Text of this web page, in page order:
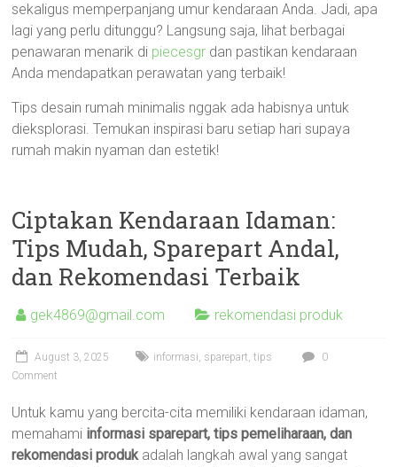
sekaligus memperpanjang umur kendaraan Anda. Jadi, apa
lagi yang perlu ditunggu? Langsung saja, lihat berbagai
penawaran menarik di piecesgr dan pastikan kendaraan
Anda mendapatkan perawatan yang terbaik!
Tips desain rumah minimalis nggak ada habisnya untuk
dieksplorasi. Temukan inspirasi baru setiap hari supaya
rumah makin nyaman dan estetik!
Ciptakan Kendaraan Idaman:
Tips Mudah, Sparepart Andal,
dan Rekomendasi Terbaik
gek4869@gmail.com rekomendasi produk
August 3, 2025 informasi, sparepart,tips
0
Comment
Untuk kamu yang bercita-cita memiliki kendaraan idaman,
memahami informasi sparepart, tips pemeliharaan, dan
rekomendasi produkadalah langkah awal yang sangat